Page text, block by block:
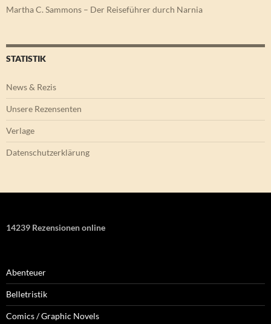
Martha C. Sammons – Der Reiseführer durch Narnia
STATISTIK
News & Rezis
Unsere Rezensenten
Verlage
Datenschutzerklärung
14239 Rezensionen online
Abenteuer
Belletristik
Comics / Graphic Novels